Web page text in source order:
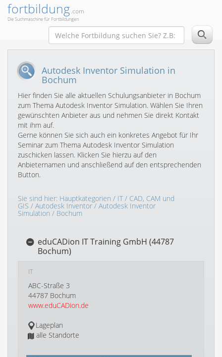
fortbildung.com
Die Suchmaschine für Fortbildungen
Autodesk Inventor Simulation in
Bochum
Hier finden Sie alle aktuellen Schulungsanbieter in Bochum
zum Thema Autodesk Inventor Simulation. Wählen Sie Ihren
gewünschten Anbieter aus und nehmen Sie direkt Kontakt
mit ihm auf.
Gerne können Sie sich auch ein konkretes Angebot für Ihr
Seminar zum Thema Autodesk Inventor Simulation
zuschicken lassen. Klicken Sie hierzu auf den
Anbieternamen und anschließend auf den entsprechenden
Button.
Sie sind hier: Hauptkategorien / IT/ CAD, CAM und
GIS / Autodesk Inventor/ Autodesk Inventor
Simulation / Bochum
eduCADion IT Training GmbH (44787
Bochum)
IT
ABC-Straße 3
44787 Bochum
www.eduCADion.de
Lageplan
alle Standorte